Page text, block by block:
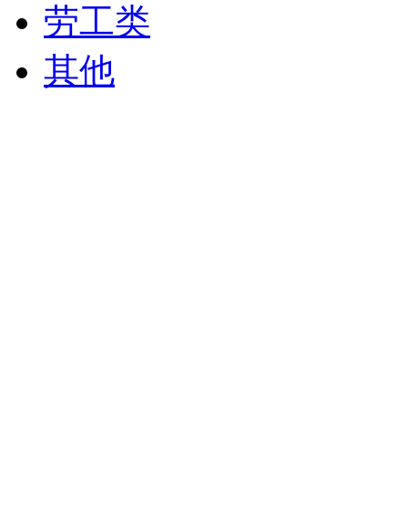
劳工类
其他